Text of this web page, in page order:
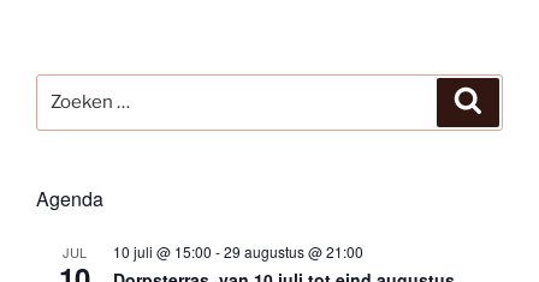
naar:
Agenda
JUL 10 juli @ 15:00 -29 augustus @ 21:00